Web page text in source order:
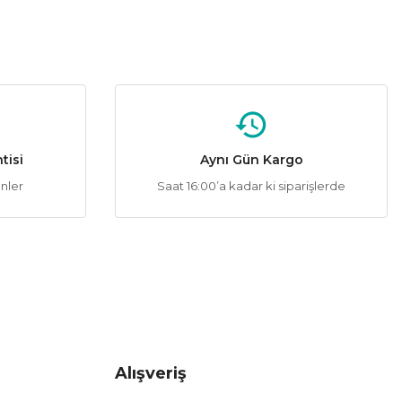
%50
Aynı Gün Kargo
Saat 16:00’a kadar ki siparişlerde
Alışveriş